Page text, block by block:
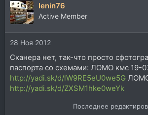
lenin76
Active Member
28 Ноя 2012
Сканера нет, так-что просто
паспорта со схемами: ЛОМО кмс 19-
http://yadi.sk/d/lW9RE5eU0we5G
http://yadi.sk/d/ZXSM1hke0weYk
Последнее